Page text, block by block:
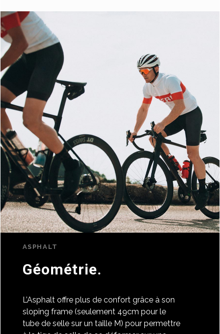
ASPHALT
Géométrie.
L’Asphalt offre plus de confort grâce à son
sloping frame (seulement 49cm pour le
tube de selle sur un taille M) pour permettre